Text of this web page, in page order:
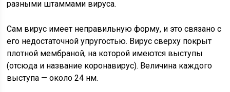
разными штаммами вируса.
Сам вирус имеет неправильную форму, и это связано с
его недостаточной упругостью. Вирус сверху покрыт
плотной мембраной, на которой имеются выступы
(отсюда и название коронавирус). Величина каждого
выступа — около 24 нм.